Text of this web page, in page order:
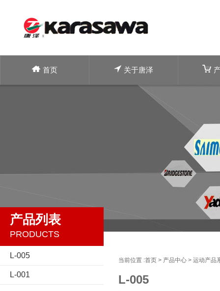
首页 关于唐泽
产品列表
PRODUCTS
L-005
L-001
当前位置 :首页 > 产品中心 > 运动产品
L-005